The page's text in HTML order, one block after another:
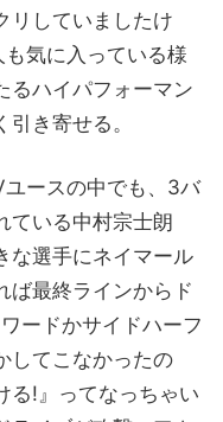
リしていましたけ
気に入っている様
るハイパフォーマン
き寄せる。
ースの中でも、3バ
ている中村宗士朗
な選手にネイマール
ば最終ラインからド
ードかサイドハーフ
してこなかったの
る!』ってなっちゃい